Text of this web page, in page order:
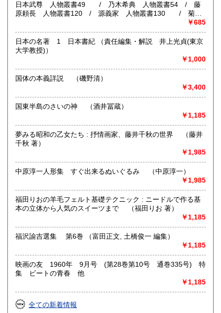
宮崎県 185円 鹿児島県 185円
沖縄県
書籍の買取について
取り扱い分野
哲学宗教、歴史、社会科学、自然科学、美術工芸、外国文
紙モノ、戦前資料
日本武尊 人物叢書49 / 乃木希典 人物叢書54 / 藤
原頼長 人物叢書120 / 源義家 人物叢書130 / 菊池
￥685
日本の名著 1 日本書紀 （責任編集・解説 井上光貞(東京
大学教授)）
￥1,000
国体の本義詳説 （磯野清）
￥3,400
国東半島のさいの神 （酒井冨蔵）
￥1,185
夢みる昭和の乙女たち : 抒情画家、藤井千秋の世界 （藤井
千秋 著）
￥1,985
中原淳一人形集 すぐ出来るぬいぐるみ （中原淳一）
￥1,985
福田りおの羊毛フェルト基礎テクニック : ニードルで作る基
本の立体から人気のスイーツまで （福田りお 著）
￥1,185
福沢諭吉選集 第6巻 （富田正文, 土橋俊一 編集）
￥1,185
映画の友 1960年 9月号 (第28巻第10号 通巻335号) 特
集 ビートの青春 他
￥1,185
全ての新着情報